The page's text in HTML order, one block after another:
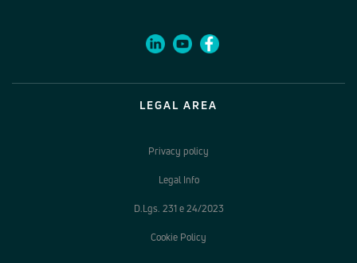
LEGAL AREA
Privacy policy
Legal Info
D.Lgs. 231 e 24/2023
Cookie Policy